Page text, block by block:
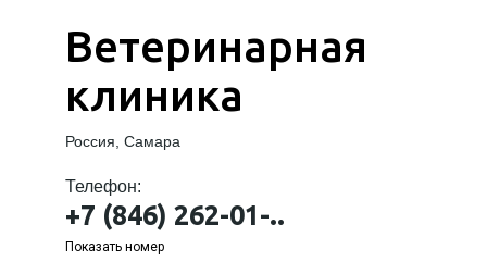
Ветеринарная
клиника
Россия, Самара
Телефон:
+7 (846) 262-01-..
Показать номер